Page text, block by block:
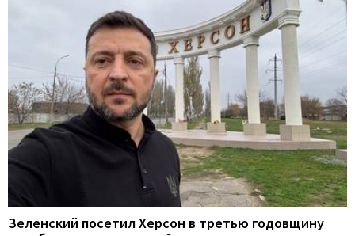
Зеленский посетил Херсон в третью годовщину